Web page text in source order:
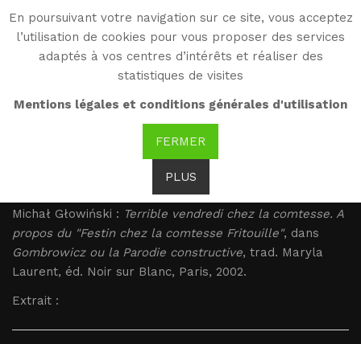
En poursuivant votre navigation sur ce site, vous acceptez
l’utilisation de cookies pour vous proposer des services
adaptés à vos centres d’intérêts et réaliser des
statistiques de visites
Mentions légales et conditions générales d'utilisation
FERMER
PLUS
WG
Witold Gombrowicz
Glowinski : Un bourgeois
dans les salons
Glowinski : Un bourgeois dans les salons
Michał Głowiński : Terrible vendredi chez la comtesse. A
propos du "Festin chez la comtesse Fritouille", dans
Gombrowicz ou la Parodie constructive, trad. Maryla
Laurent, éd. Noir sur Blanc, Paris, 2002.
Extrait :